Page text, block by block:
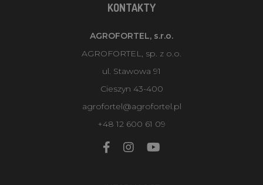
KONTAKTY
AGROFORTEL, s.r.o.
AGROFORTEL, sp. z o.o.
ul. Stawowa 91
Cieszyn 43-400
agrofortel@agrofortel.pl
+48 12 600 61 09